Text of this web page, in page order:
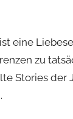
eine
zu
Stories der